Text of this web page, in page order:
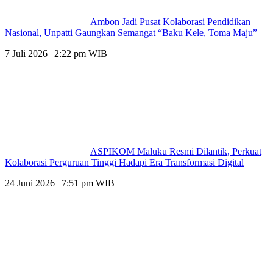
Ambon Jadi Pusat Kolaborasi Pendidikan
Nasional, Unpatti Gaungkan Semangat “Baku Kele, Toma Maju”
7 Juli 2026 | 2:22 pm WIB
ASPIKOM Maluku Resmi Dilantik, Perkuat
Kolaborasi Perguruan Tinggi Hadapi Era Transformasi Digital
24 Juni 2026 | 7:51 pm WIB